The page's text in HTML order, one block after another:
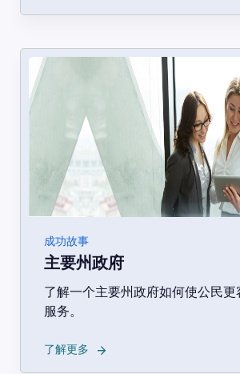
成功故事
主要州政府
了解一个主要州政府如何使公民更
服务。
了解更多 →